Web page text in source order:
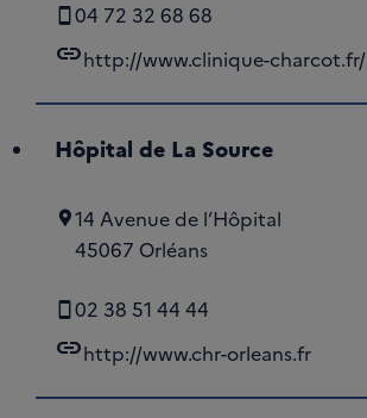
04 72 32 68 68
linkhttp://www.clinique-charcot.fr/
Hôpital de La Source
14 Avenue de l’Hôpital
45067 Orléans
02 38 51 44 44
linkhttp://www.chr-orleans.fr